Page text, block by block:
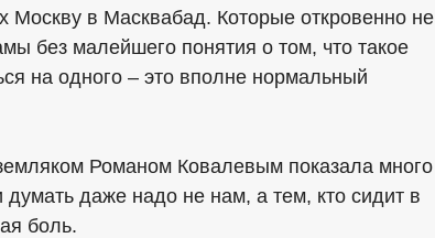
в Масквабад. Которые откровенно не
без малейшего понятия о том, что такое
на одного – это вполне нормальный
Романом Ковалевым показала много
даже надо не нам, а тем, кто сидит в
боль.